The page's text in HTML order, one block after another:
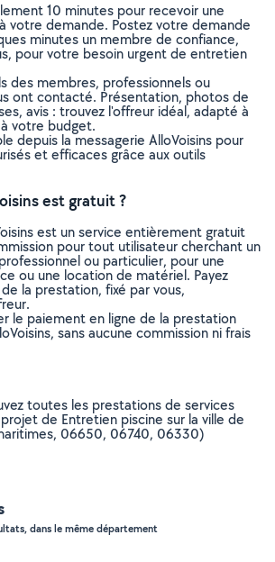
10 minutes pour recevoir une
votre demande. Postez votre demande
minutes un membre de confiance,
pour votre besoin urgent de entretien
des membres, professionnels ou
ont contacté. Présentation, photos de
avis : trouvez l'offreur idéal, adapté à
votre budget.
depuis la messagerie AlloVoisins pour
et efficaces grâce aux outils
est gratuit ?
est un service entièrement gratuit
pour tout utilisateur cherchant un
ou particulier, pour une
ou une location de matériel. Payez
la prestation, fixé par vous,
le paiement en ligne de la prestation
sans aucune commission ni frais
toutes les prestations de services
de Entretien piscine sur la ville de
06650, 06740, 06330)
dans le même département